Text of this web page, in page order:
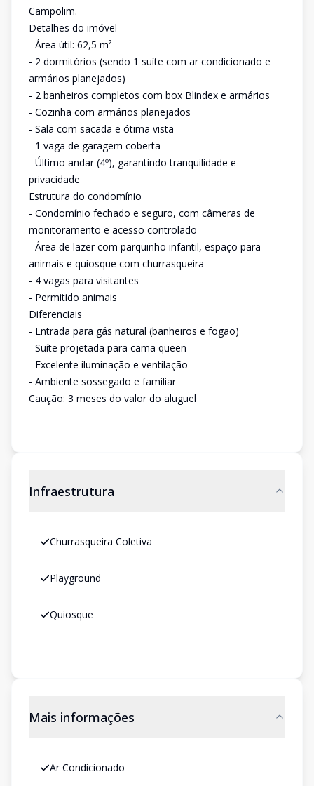
Campolim.
Detalhes do imóvel
- Área útil: 62,5 m²
- 2 dormitórios (sendo 1 suíte com ar condicionado e
armários planejados)
- 2 banheiros completos com box Blindex e armários
- Cozinha com armários planejados
- Sala com sacada e ótima vista
- 1 vaga de garagem coberta
- Último andar (4º), garantindo tranquilidade e
privacidade
Estrutura do condomínio
- Condomínio fechado e seguro, com câmeras de
monitoramento e acesso controlado
- Área de lazer com parquinho infantil, espaço para
animais e quiosque com churrasqueira
- 4 vagas para visitantes
- Permitido animais
Diferenciais
- Entrada para gás natural (banheiros e fogão)
- Suíte projetada para cama queen
- Excelente iluminação e ventilação
- Ambiente sossegado e familiar
Caução: 3 meses do valor do aluguel
Infraestrutura
Churrasqueira Coletiva
Playground
Quiosque
Mais informações
Ar Condicionado